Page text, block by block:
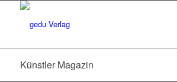
Künstler Magazin